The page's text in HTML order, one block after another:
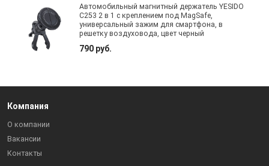
Автомобильный магнитный держатель YESIDO
C253 2 в 1 с креплением под MagSafe,
универсальный зажим для смартфона, в
решетку воздуховода, цвет черный
790 руб.
Компания
О компании
Вакансии
Контакты